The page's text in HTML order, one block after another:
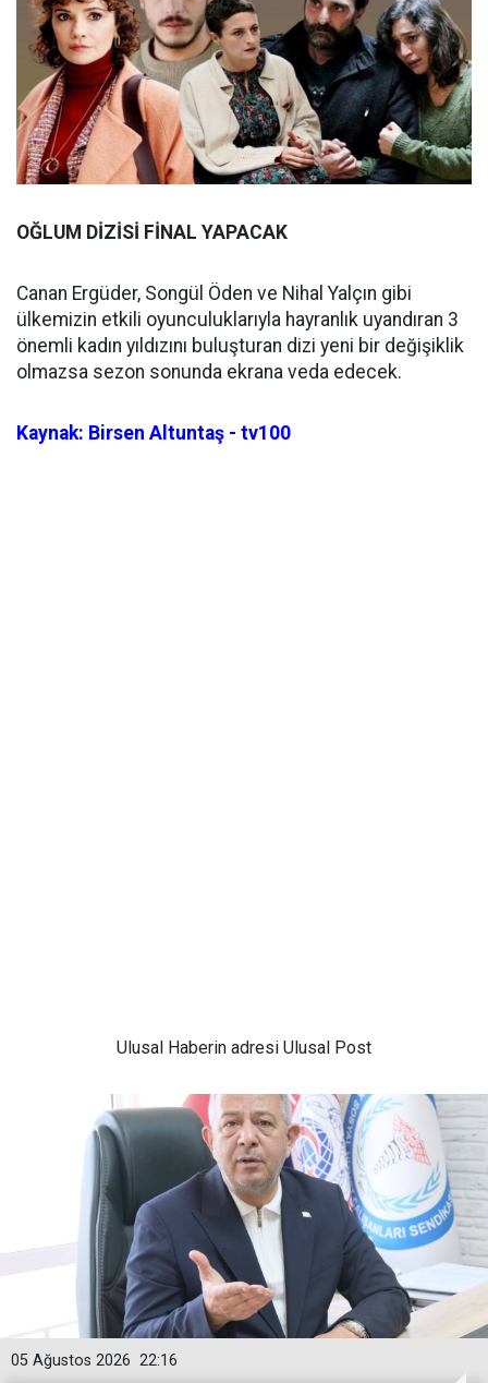
OĞLUM DİZİSİ FİNAL YAPACAK
Canan Ergüder, Songül Öden ve Nihal Yalçın gibi
ülkemizin etkili oyunculuklarıyla hayranlık uyandıran 3
önemli kadın yıldızını buluşturan dizi yeni bir değişiklik
olmazsa sezon sonunda ekrana veda edecek.
Kaynak: Birsen Altuntaş - tv100
Ulusal Haberin adresi Ulusal Post
22:16
05 Ağustos 2026